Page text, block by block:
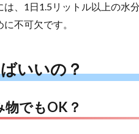
は、1日1.5リットル以上の水
不可欠です。
いいの？
物でもOK？